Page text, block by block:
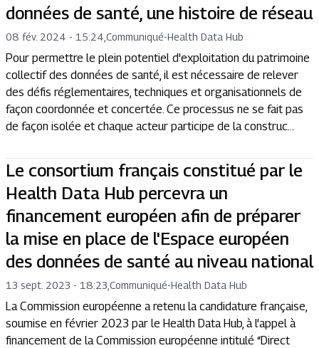
données de santé, une histoire de réseau
08 fév. 2024 - 15:24 Communiqué-Health Data Hub
Pour permettre le plein potentiel d'exploitation du patrimoine
collectif des données de santé, il est nécessaire de relever
des défis réglementaires, techniques et organisationnels de
façon coordonnée et concertée. Ce processus ne se fait pas
de façon isolée et chaque acteur participe de la construc...
Le consortium français constitué par le
Health Data Hub percevra un
financement européen afin de préparer
la mise en place de l'Espace européen
des données de santé au niveau national
13 sept. 2023 - 18:23 Communiqué-Health Data Hub
La Commission européenne a retenu la candidature française,
soumise en février 2023 par le Health Data Hub, à l'appel à
financement de la Commission européenne intitulé “Direct